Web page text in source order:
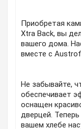
Приобретая
Xtra Back, вы
вашего дома.
вместе с
Не забывайте,
обеспечивает
оснащен
дверцей.
вашем хлебе